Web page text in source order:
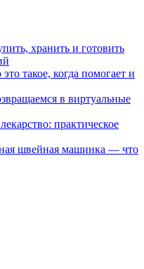
хранить и готовить
такое, когда помогает и
в виртуальные
практическое
швейная машинка — что